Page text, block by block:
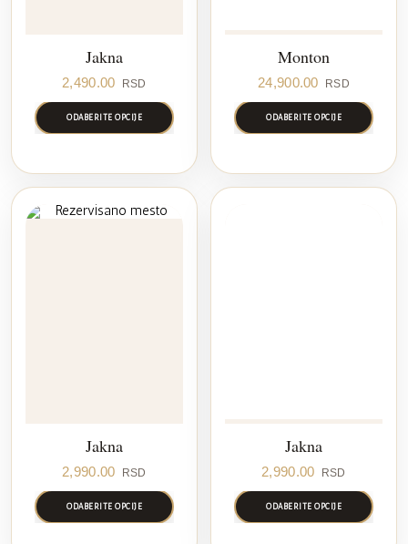
Jakna
2,490.00 RSD
ODABERITE OPCIJE
Monton
24,900.00 RSD
ODABERITE OPCIJE
Jakna
2,990.00 RSD
ODABERITE OPCIJE
Jakna
2,990.00 RSD
ODABERITE OPCIJE